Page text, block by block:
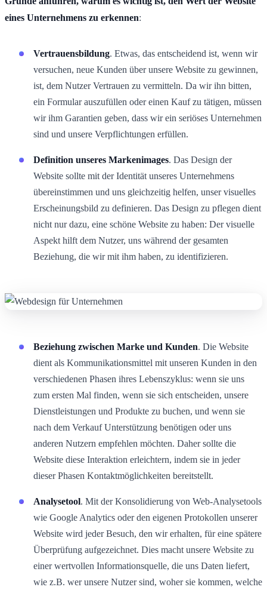
eines Unternehmens zu erkennen:
Vertrauensbildung. Etwas, das entscheidend ist, wenn wir
versuchen, neue Kunden über unsere Website zu gewinnen,
ist, dem Nutzer Vertrauen zu vermitteln. Da wir ihn bitten,
ein Formular auszufüllen oder einen Kauf zu tätigen, müssen
wir ihm Garantien geben, dass wir ein seriöses Unternehmen
sind und unsere Verpflichtungen erfüllen.
Definition unseres Markenimages. Das Design der
Website sollte mit der Identität unseres Unternehmens
übereinstimmen und uns gleichzeitig helfen, unser visuelles
Erscheinungsbild zu definieren. Das Design zu pflegen dient
nicht nur dazu, eine schöne Website zu haben: Der visuelle
Aspekt hilft dem Nutzer, uns während der gesamten
Beziehung, die wir mit ihm haben, zu identifizieren.
Beziehung zwischen Marke und Kunden. Die Website
dient als Kommunikationsmittel mit unseren Kunden in den
verschiedenen Phasen ihres Lebenszyklus: wenn sie uns
zum ersten Mal finden, wenn sie sich entscheiden, unsere
Dienstleistungen und Produkte zu buchen, und wenn sie
nach dem Verkauf Unterstützung benötigen oder uns
anderen Nutzern empfehlen möchten. Daher sollte die
Website diese Interaktion erleichtern, indem sie in jeder
dieser Phasen Kontaktmöglichkeiten bereitstellt.
Analysetool. Mit der Konsolidierung von Web-Analysetools
wie Google Analytics oder den eigenen Protokollen unserer
Website wird jeder Besuch, den wir erhalten, für eine spätere
Überprüfung aufgezeichnet. Dies macht unsere Website zu
einer wertvollen Informationsquelle, die uns Daten liefert,
wie z.B. wer unsere Nutzer sind, woher sie kommen, welche